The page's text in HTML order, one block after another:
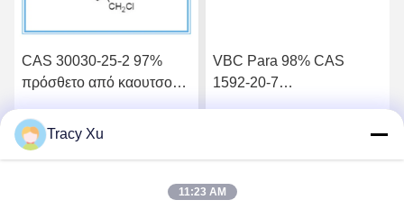
CAS 30030-25-2 97%
πρόσθετο από καουτσούκ
χλωρομεθυλοστυρολίου
Βρείτε την καλύτερη τιμή
VBC Para 98% CAS
1592-20-7
Tracy Xu
11:23 AM